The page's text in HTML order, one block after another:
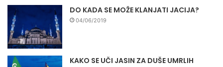
DO KADA SE MOŽE KLANJATI JACIJA?
04/06/2019
KAKO SE UČI JASIN ZA DUŠE UMRLIH